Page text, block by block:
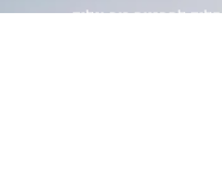
כלים לתחזיות רוח וגלים